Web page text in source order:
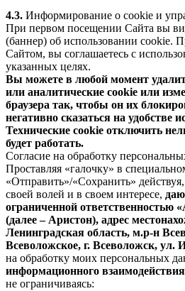
4.3. Информирование о cookie и
При первом посещении Сайта вы
(баннер) об использовании cookie.
Сайтом, вы соглашаетесь с
указанных целях.
Вы можете в любой момент
или аналитические cookie или
браузера так, чтобы он их
негативно сказаться на удобстве
Технические cookie отключить
будет работать.
Согласие на обработку
Проставляя «галочку» в
«Отправить»/«Сохранить»
своей волей и в своем интересе,
ограниченной ответственностью
(далее – Аристон), адрес
Ленинградская область, м.р-н
Всеволожское, г. Всеволожск, ул.
на обработку моих персональных
информационного
не ограничиваясь: